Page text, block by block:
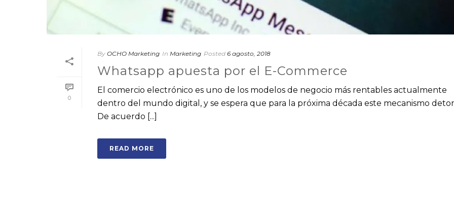
0
By OCHO Marketing In Marketing Posted 6 agosto, 2018
Whatsapp apuesta por el E-Commerce
El comercio electrónico es uno de los modelos de negocio más rentables actualmente
dentro del mundo digital, y se espera que para la próxima década este mecanismo
De acuerdo [...]
READ MORE